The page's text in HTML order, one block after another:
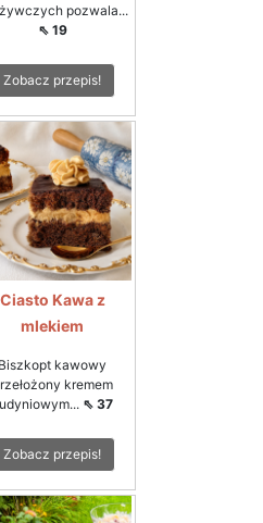
pozwala...
⇖ 19
Zobacz przepis!
Ciasto Kawa z
mlekiem
Biszkopt kawowy
kremem
⇖ 37
Zobacz przepis!